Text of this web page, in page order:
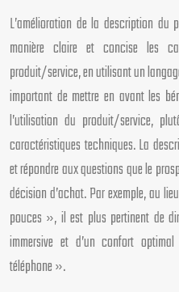
L’amélioration de la description du
manière claire et concise les
produit/service, en utilisant un
important de mettre en avant les
l’utilisation du produit/service,
caractéristiques techniques. La
et répondre aux questions que le
décision d’achat. Par exemple, au
pouces », il est plus pertinent de
immersive et d’un confort
téléphone ».